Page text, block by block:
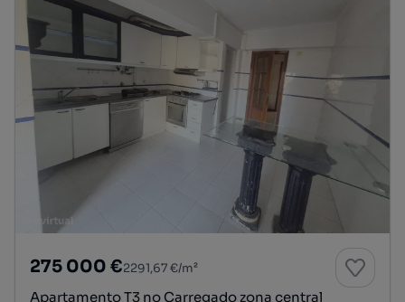
275 000 €2291,67 €/m²
Apartamento T3 no Carregado zona central